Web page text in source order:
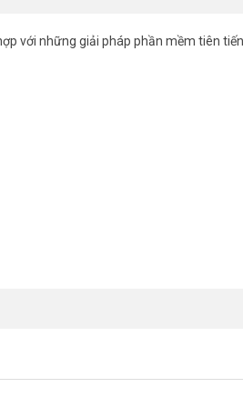
với những giải pháp phần mềm tiên